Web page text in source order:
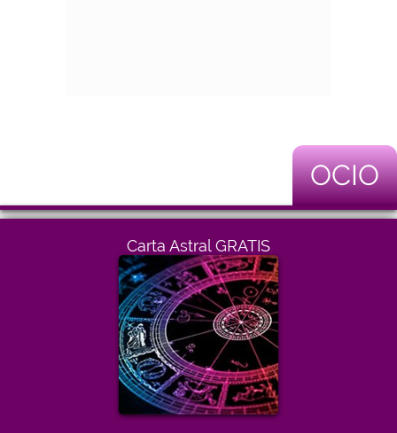
OCIO
Carta Astral GRATIS